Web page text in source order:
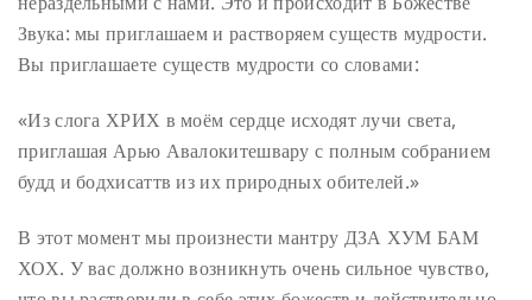
Звука: мы приглашаем и растворяем существ мудрости.
Вы приглашаете существ мудрости со словами:
«Из слога ХРИХ в моём сердце исходят лучи света,
приглашая Арью Авалокитешвару с полным собранием
будд и бодхисаттв из их природных обителей.»
В этот момент мы произнести мантру ДЗА ХУМ БАМ
ХОХ. У вас должно возникнуть очень сильное чувство,